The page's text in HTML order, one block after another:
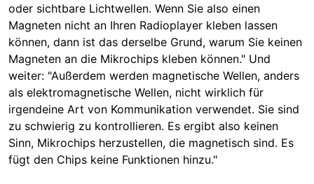
oder sichtbare Lichtwellen. Wenn Sie also einen
Magneten nicht an Ihren Radioplayer kleben lassen
können, dann ist das derselbe Grund, warum Sie keinen
Magneten an die Mikrochips kleben können." Und
weiter: "Außerdem werden magnetische Wellen, anders
als elektromagnetische Wellen, nicht wirklich für
irgendeine Art von Kommunikation verwendet. Sie sind
zu schwierig zu kontrollieren. Es ergibt also keinen
Sinn, Mikrochips herzustellen, die magnetisch sind. Es
fügt den Chips keine Funktionen hinzu."